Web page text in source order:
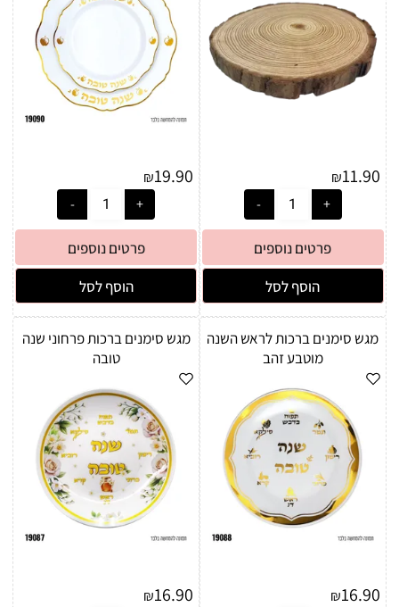
₪11.90
פרטים נוספים
הוסף לסל
₪19.90
פרטים נוספים
הוסף לסל
מגש סימנים ברכות לראש השנה
מוטבע זהב
₪16.90
מגש סימנים ברכות פרחוני שנה
טובה
₪16.90